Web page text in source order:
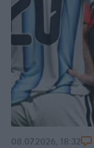
08.07.2026, 18:32